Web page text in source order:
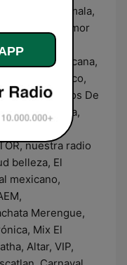
dj guatemala,
super, amor
tropical,
fiesta mexicana,
Instituto Bíblico,
Lobos De
frecuencia,
camino,
nuestra radio
belleza, El
mexicano,
Merengue,
Mix El
Altar, VIP,